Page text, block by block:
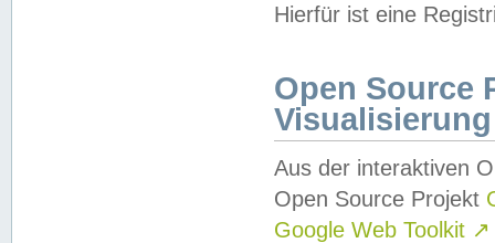
Hierfür ist eine
Open Source
Visualisierung
Aus der interaktiven
Open Source Projekt
Google Web Toolkit ↗